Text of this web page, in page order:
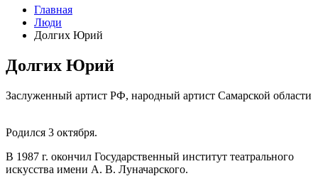
Главная
Люди
Долгих Юрий
Долгих Юрий
Заслуженный артист РФ, народный артист Самарской области
Родился 3 октября.
В 1987 г. окончил Государственный институт театрального
искусства имени А. В. Луначарского.